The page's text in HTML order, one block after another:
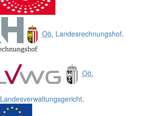
Oö. Landesrechnungshof.
Oö.
Landesverwaltungsgericht.